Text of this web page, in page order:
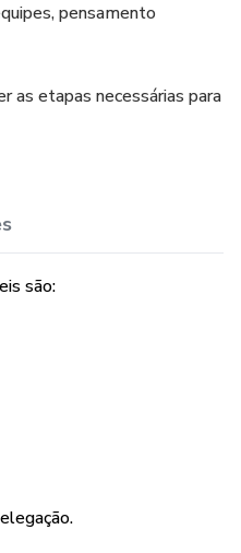
pensamento
as etapas necessárias para
são: